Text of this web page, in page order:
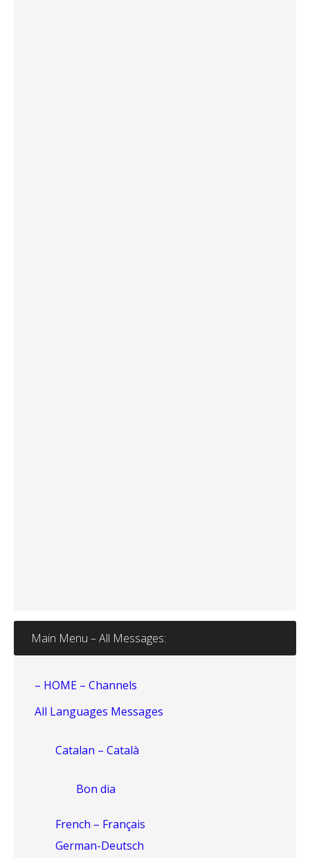
Main Menu – All Messages:
– HOME – Channels
All Languages Messages
Catalan – Català
Bon dia
French – Français
German-Deutsch